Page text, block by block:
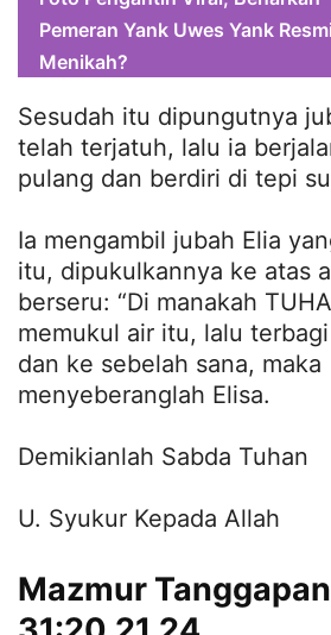
Pemeran Yank Uwes Yank Resmi
Menikah?
Sesudah itu dipungutnya
telah terjatuh, lalu ia
pulang dan berdiri di tepi
Ia mengambil jubah Elia
itu, dipukulkannya ke atas
berseru: “Di manakah
memukul air itu, lalu
dan ke sebelah sana, maka
menyeberanglah Elisa.
Demikianlah Sabda Tuhan
U. Syukur Kepada Allah
Mazmur